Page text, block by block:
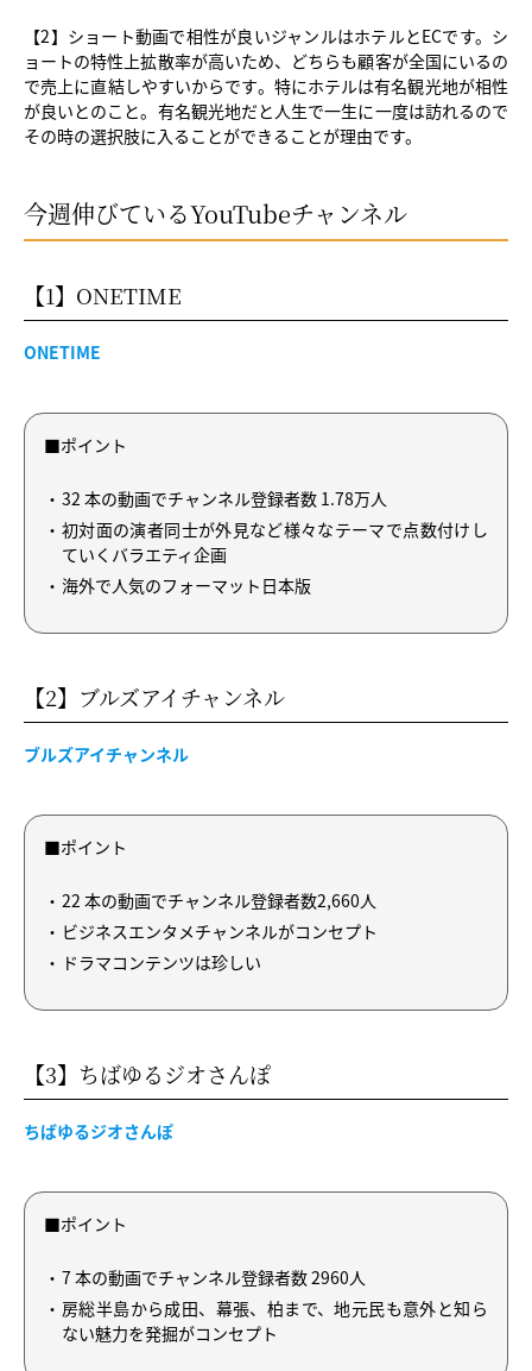
【2】ショート動画で相性が良いジャンルはホテルとECです。シ
ョートの特性上拡散率が高いため、どちらも顧客が全国にいるの
で売上に直結しやすいからです。特にホテルは有名観光地が相性
が良いとのこと。有名観光地だと人生で一生に一度は訪れるので
その時の選択肢に入ることができることが理由です。
今週伸びているYouTubeチャンネル
【1】ONETIME
ONETIME
■ポイント
32 本の動画でチャンネル登録者数 1.78万人
初対面の演者同士が外見など様々なテーマで点数付けし
ていくバラエティ企画
海外で人気のフォーマット日本版
【2】ブルズアイチャンネル
ブルズアイチャンネル
■ポイント
22 本の動画でチャンネル登録者数2,660人
ビジネスエンタメチャンネルがコンセプト
ドラマコンテンツは珍しい
【3】ちばゆるジオさんぽ
ちばゆるジオさんぽ
■ポイント
7 本の動画でチャンネル登録者数 2960人
房総半島から成田、幕張、柏まで、地元民も意外と知ら
ない魅力を発掘がコンセプト